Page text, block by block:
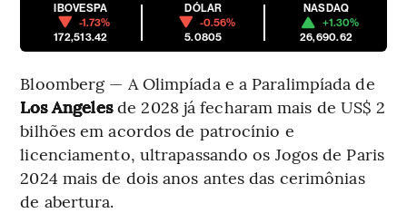
IBOVESPA
-1.73%
172,513.42
DÓLAR
-0.56%
5.0805
NASDAQ
+1.30%
26,690.62
Bloomberg — A Olimpíada e a Paralimpíada de
Los Angelesde 2028 já fecharam mais de US$ 2
bilhões em acordos de patrocínio e
licenciamento, ultrapassando os Jogos de Paris
2024 mais de dois anos antes das cerimônias
de abertura.